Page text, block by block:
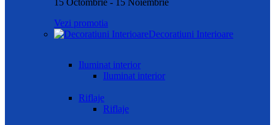
15 Octombrie - 15 Noiembrie
Vezi promotia
Decoratiuni Interioare
Iluminat interior
Iluminat interior
Riflaje
Riflaje